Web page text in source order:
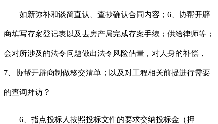
如新弥补和谈简直认、查抄确认合同内容；6、协帮开辟
商填写存案登记表以及去房产局完成存案手续；供给律师等；
会对所涉及的法令问题做出法令风险估量，对人身的补偿，
7、协帮开辟商制做移交清单；以及对工程相关前提进行需要
的查询拜访？
6、指点投标人按照投标文件的要求交纳投标金（押